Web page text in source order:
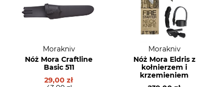
Morakniv
Nóż Mora Craftline
Basic 511
29,00 zł
Morakniv
Nóż Mora Eldris z
kołnierzem i
krzemieniem